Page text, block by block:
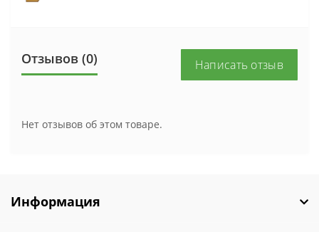
Отзывов (0) Написать отзыв
Нет отзывов об этом товаре.
Информация